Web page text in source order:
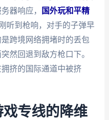
器响应，
国外玩和平精
听到枪响，对手的子弹早
跨境网络拥堵时的丢包
然回退到敌方枪口下。
挤的国际通道中被挤
专线的降维